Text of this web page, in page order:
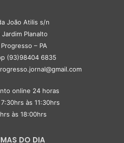
João Atilis s/n
Jardim Planalto
– PA
(93)98404 6835
online 24 horas
às 11:30hrs
às 18:00hrs
DO DIA